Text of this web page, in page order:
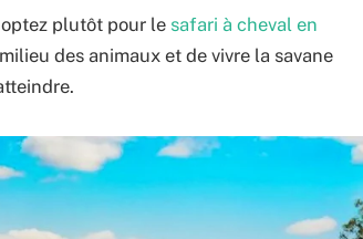
optez plutôt pour le safari à cheval en
des animaux et de vivre la savane